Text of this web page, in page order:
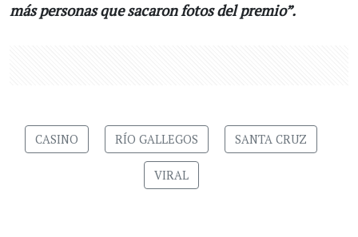
más personas que sacaron fotos del premio”.
CASINO RÍO GALLEGOS SANTA CRUZ
VIRAL